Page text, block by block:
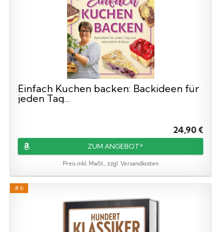
Einfach Kuchen backen: Backideen für
jeden Tag...
24,90 €
ZUM ANGEBOT*
Preis inkl. MwSt., zzgl. Versandkosten
# 6